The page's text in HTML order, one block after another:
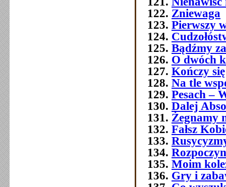
Zniewaga
Pierwszy
Bądźmy
O dwóch
Kończy
Na tle
Pesach –
Dalej
Żegnamy
Fałsz
Moim
Gry i